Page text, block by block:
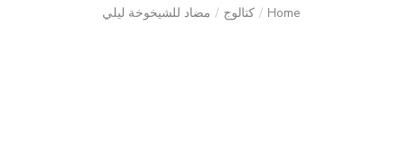
Home
/ كتالوج / مضاد للشيخوخة ليلي